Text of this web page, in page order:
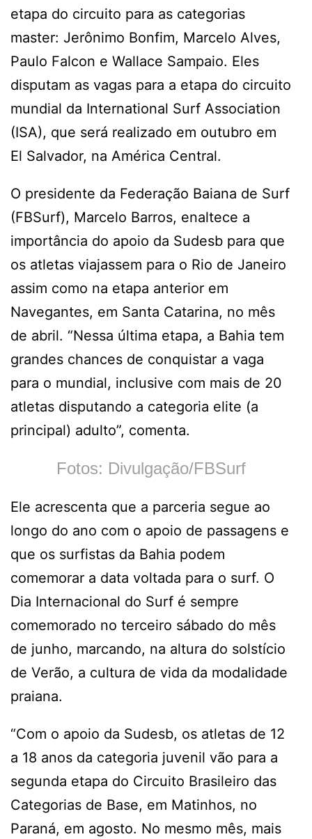
etapa do circuito para as categorias
master: Jerônimo Bonfim, Marcelo Alves,
Paulo Falcon e Wallace Sampaio. Eles
disputam as vagas para a etapa do circuito
mundial da International Surf Association
(ISA), que será realizado em outubro em
El Salvador, na América Central.
O presidente da Federação Baiana de Surf
(FBSurf), Marcelo Barros, enaltece a
importância do apoio da Sudesb para que
os atletas viajassem para o Rio de Janeiro
assim como na etapa anterior em
Navegantes, em Santa Catarina, no mês
de abril. “Nessa última etapa, a Bahia tem
grandes chances de conquistar a vaga
para o mundial, inclusive com mais de 20
atletas disputando a categoria elite (a
principal) adulto”, comenta.
Fotos: Divulgação/FBSurf
Ele acrescenta que a parceria segue ao
longo do ano com o apoio de passagens e
que os surfistas da Bahia podem
comemorar a data voltada para o surf. O
Dia Internacional do Surf é sempre
comemorado no terceiro sábado do mês
de junho, marcando, na altura do solstício
de Verão, a cultura de vida da modalidade
praiana.
“Com o apoio da Sudesb, os atletas de 12
a 18 anos da categoria juvenil vão para a
segunda etapa do Circuito Brasileiro das
Categorias de Base, em Matinhos, no
Paraná, em agosto. No mesmo mês, mais